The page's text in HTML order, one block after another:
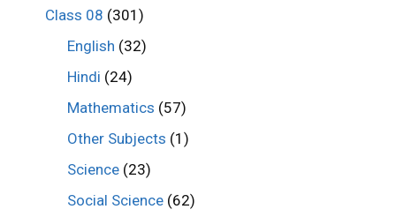
Class 08 (301)
English (32)
Hindi (24)
Mathematics (57)
Other Subjects (1)
Science (23)
Social Science (62)